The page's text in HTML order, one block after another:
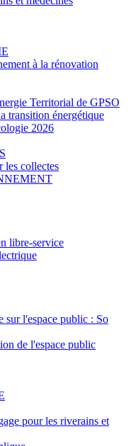
à la rénovation
Territorial de GPSO
transition énergétique
2026
les collectes
libre-service
sur l'espace public : So
de l'espace public
pour les riverains et